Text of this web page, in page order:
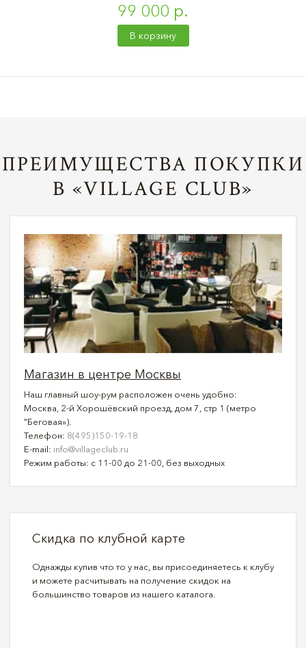
99 000 р.
В корзину
ПРЕИМУЩЕСТВА ПОКУПКИ
В «VILLAGE CLUB»
Магазин в центре Москвы
Наш главный шоу-рум расположен очень удобно:
Москва, 2-й Хорошёвский проезд, дом 7, стр 1 (метро
"Беговая»).
Телефон: 8(495)150-19-18
E-mail: info@villageclub.ru
Режим работы: с 11-00 до 21-00, без выходных
Скидка по клубной карте
Однажды купив что то у нас, вы присоединяетесь к клубу
и можете расчитывать на получение скидок на
большинство товаров из нашего каталога.